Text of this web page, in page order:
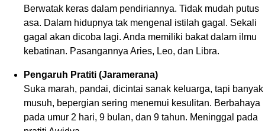
Berwatak keras dalam pendiriannya. Tidak mudah putus
asa. Dalam hidupnya tak mengenal istilah gagal. Sekali
gagal akan dicoba lagi. Anda memiliki bakat dalam ilmu
kebatinan. Pasangannya Aries, Leo, dan Libra.
Pengaruh Pratiti (Jaramerana)
Suka marah, pandai, dicintai sanak keluarga, tapi banyak
musuh, bepergian sering menemui kesulitan. Berbahaya
pada umur 2 hari, 9 bulan, dan 9 tahun. Meninggal pada